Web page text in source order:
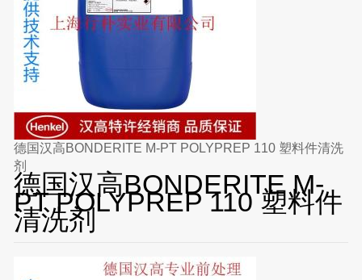
德国汉高BONDERITE M-PT POLYPREP 110 塑料件清洗
剂
德国汉高BONDERITE M-
PT POLYPREP 110 塑料件
清洗剂